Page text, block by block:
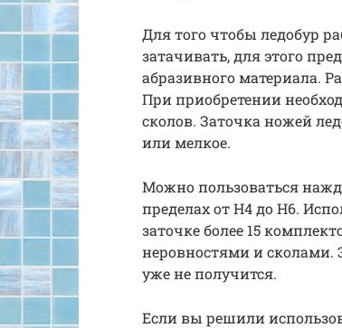
Для того чтобы ледобур
затачивать, для этого
абразивного материала.
При приобретении
сколов. Заточка ножей
или мелкое.
Можно пользоваться
пределах от Н4 до Н6.
заточке более 15
неровностями и сколами.
уже не получится.
Если вы решили